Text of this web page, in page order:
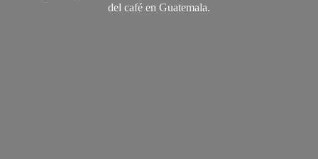
del café en Guatemala.